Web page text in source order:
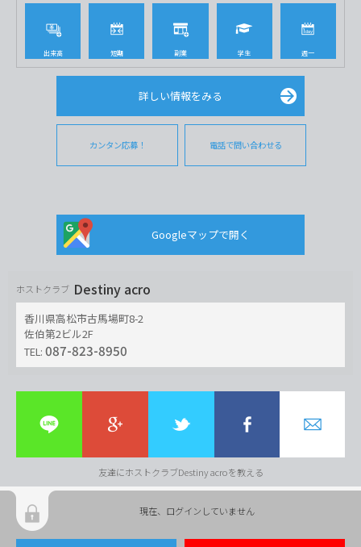
出来高 短期 副業 学生 週一
詳しい情報をみる
カンタン応募！ 電話で問い合わせる
Googleマップで開く
ホストクラブ Destiny acro
香川県高松市古馬場町8-2
佐伯第2ビル2F
TEL: 087-823-8950
友達にホストクラブDestiny acroを教える
現在、ログインしていません